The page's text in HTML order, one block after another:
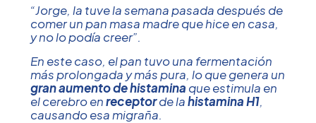
“Jorge, la tuve la semana pasada después de
comer un pan masa madre que hice en casa,
y no lo podía creer”.
En este caso, el pan tuvo una fermentación
más prolongada y más pura, lo que genera un
gran aumento de histamina que estimula en
el cerebro enreceptorde lahistamina H1,
causando esa migraña.